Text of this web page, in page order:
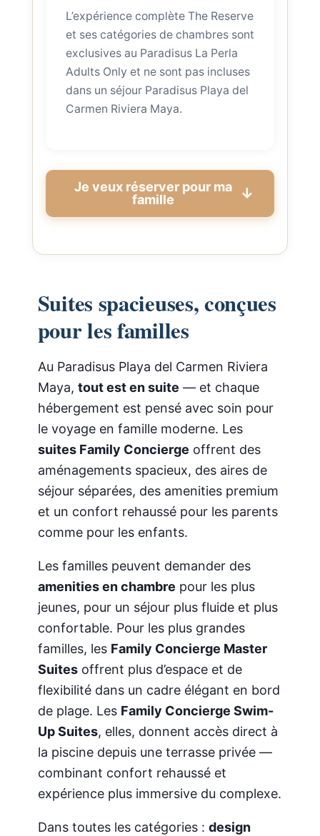
L’expérience complète The Reserve
et ses catégories de chambres sont
exclusives au Paradisus La Perla
Adults Only et ne sont pas incluses
dans un séjour Paradisus Playa del
Carmen Riviera Maya.
Je veux réserver pour ma
famille
Suites spacieuses, conçues
pour les familles
Au Paradisus Playa del Carmen Riviera
Maya, tout est en suite — et chaque
hébergement est pensé avec soin pour
le voyage en famille moderne. Les
suites Family Concierge offrent des
aménagements spacieux, des aires de
séjour séparées, des amenities premium
et un confort rehaussé pour les parents
comme pour les enfants.
Les familles peuvent demander des
amenities en chambre pour les plus
jeunes, pour un séjour plus fluide et plus
confortable. Pour les plus grandes
familles, les Family Concierge Master
Suitesoffrent plus d’espace et de
flexibilité dans un cadre élégant en bord
de plage. Les Family Concierge Swim-
Up Suites, elles, donnent accès direct à
la piscine depuis une terrasse privée —
combinant confort rehaussé et
expérience plus immersive du complexe.
Dans toutes les catégories : design